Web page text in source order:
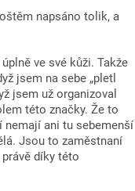
napsáno tolik, a
ve své kůži. Takže
jsem na sebe „pletl
jsem už organizoval
této značky. Že to
ani tu sebemenší
Jsou to zaměstnaní
díky této